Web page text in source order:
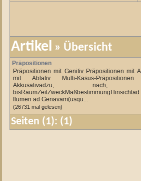
Artikel » Übersicht
Präpositionen
Präpositionen mit Genitiv Präpositionen mit
mit Ablativ Multi-Kasus-
Akkusativadzu,
flumen ad Genavam(usqu...
(26731 mal gelesen)
Seiten (1): (1)